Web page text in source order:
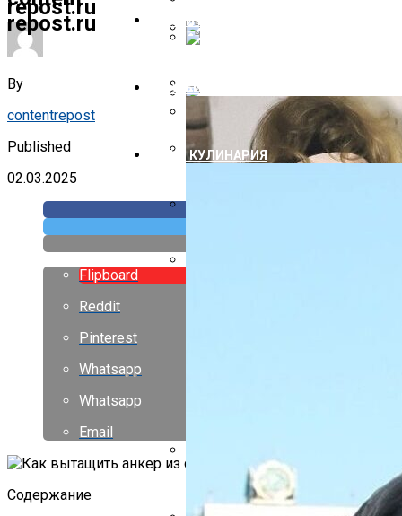
repost.ru
repost.ru
Дизайн Летней Веранды
Дизайн Маленьких Домиков
СТРОИТЕЛЬСТВО И РЕМОНТ
Чем Перекрыть Крышу Гаража
ШОУ-БИЗНЕС
С Годами Стали Еще Лучше, Чем
ЕДА И КУЛИНАРИЯ
By
contentrepost
Published
02.03.2025
Flipboard
Reddit
Pinterest
Whatsapp
Whatsapp
Email
Содержание